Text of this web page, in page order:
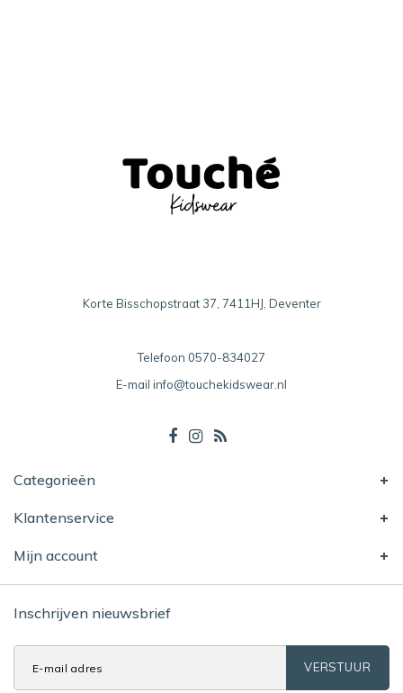
Korte Bisschopstraat 37, 7411HJ, Deventer
Telefoon 0570-834027
E-mail info@touchekidswear.nl
Categorieën
Klantenservice
Mijn account
Inschrijven nieuwsbrief
VERSTUUR